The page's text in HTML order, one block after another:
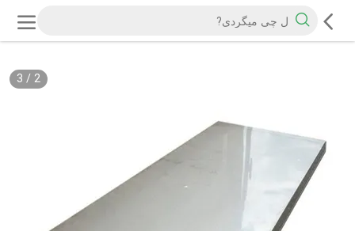
2
/
3